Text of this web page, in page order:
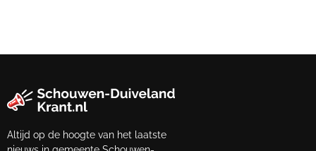
Altijd op de hoogte van het laatste